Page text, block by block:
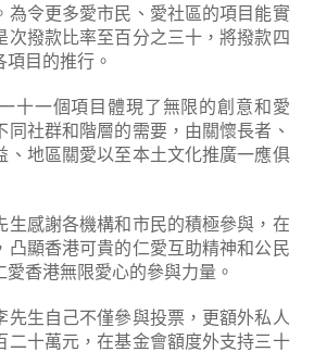
為令更多愛市民、愛社區的項目能實
次撥款比率至百分之三十，將撥款四
目的推行。
十一個項目體現了無限的創意和愛
同社群和階層的需要，由關懷長者、
、地區關愛以至本土文化推廣一應俱
生感謝各機構和市民的積極參與，在
凸顯香港可貴的仁愛互助精神和公民
香港無限愛心的參與力量。
先生自己不僅參與投票，更額外私人
二十萬元，在基金會額度外支持三十